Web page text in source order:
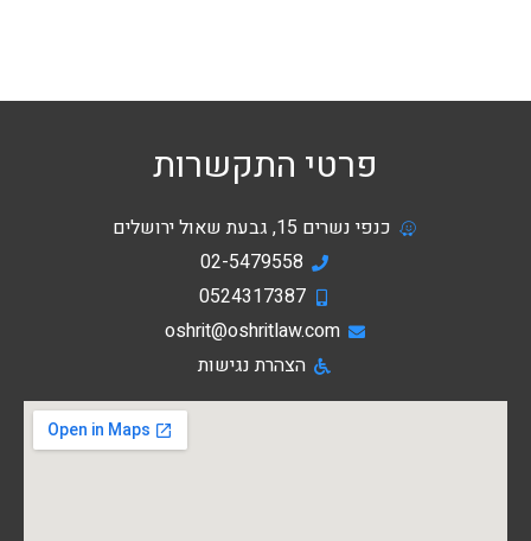
פרטי התקשרות
כנפי נשרים 15, גבעת שאול ירושלים
02-5479558
0524317387
oshrit@oshritlaw.com
הצהרת נגישות